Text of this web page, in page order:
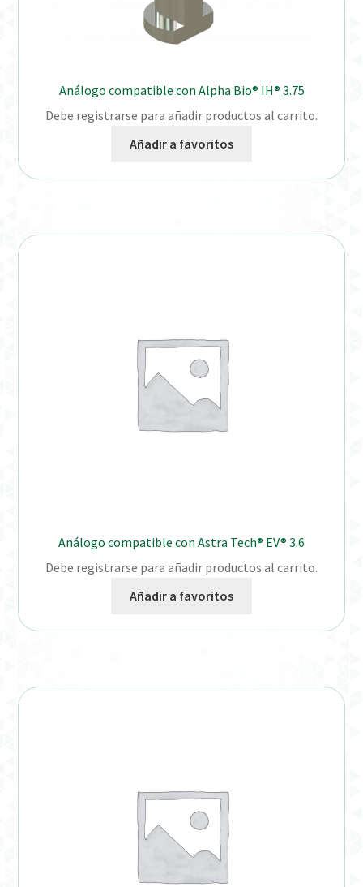
Análogo compatible con Alpha Bio® IH® 3.75
Debe registrarse para añadir productos al carrito.
Añadir a favoritos
Análogo compatible con Astra Tech® EV® 3.6
Debe registrarse para añadir productos al carrito.
Añadir a favoritos